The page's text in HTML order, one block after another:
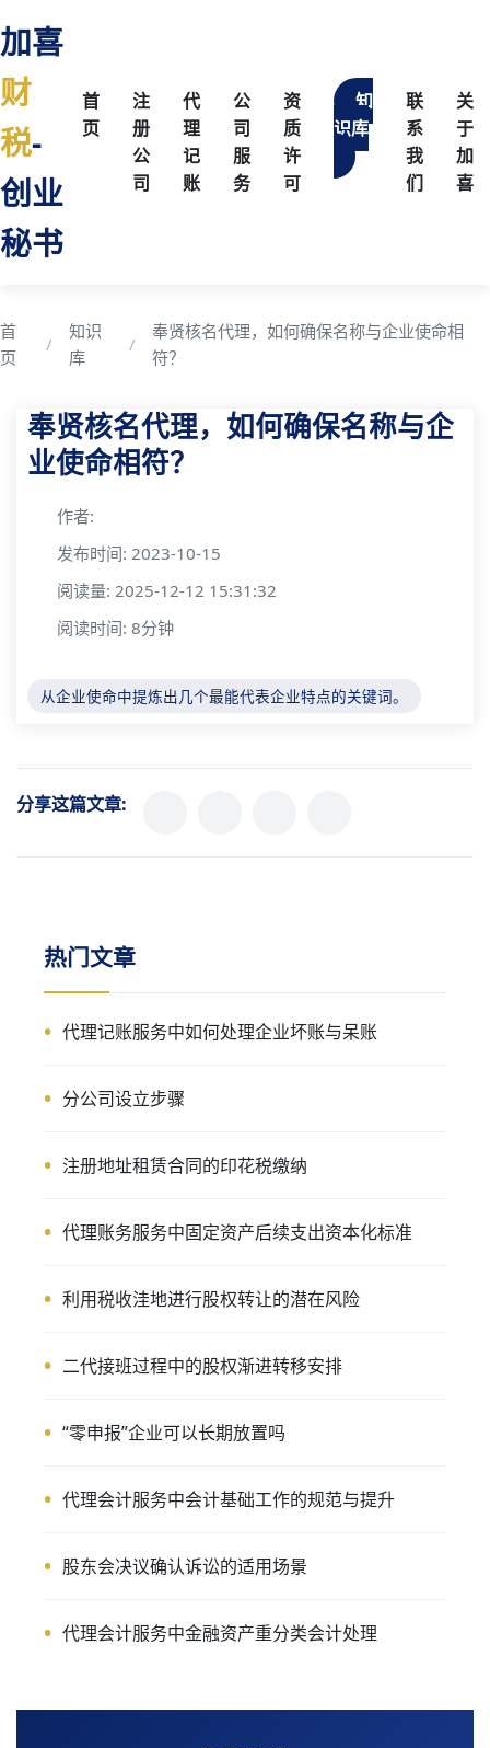
加喜
财
税-
创业
秘书
首
页
注
册
公
司
代
理
记
账
公
司
服
务
资
质
许
可
知
识库
联
系
我
们
关
于
加
喜
首
页
知识
库
奉贤核名代理，如何确保名称与企业使命相
符？
奉贤核名代理，如何确保名称与企
业使命相符？
作者:
发布时间: 2023-10-15
阅读量: 2025-12-12 15:31:32
阅读时间: 8分钟
从企业使命中提炼出几个最能代表企业特点的关键词。
分享这篇文章:
热门文章
代理记账服务中如何处理企业坏账与呆账
分公司设立步骤
注册地址租赁合同的印花税缴纳
代理账务服务中固定资产后续支出资本化标准
利用税收洼地进行股权转让的潜在风险
二代接班过程中的股权渐进转移安排
“零申报”企业可以长期放置吗
代理会计服务中会计基础工作的规范与提升
股东会决议确认诉讼的适用场景
代理会计服务中金融资产重分类会计处理